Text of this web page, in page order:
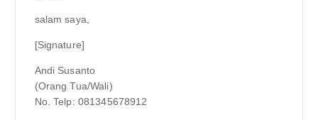
salam saya,
[Signature]
Andi Susanto
(Orang Tua/Wali)
No. Telp: 081345678912